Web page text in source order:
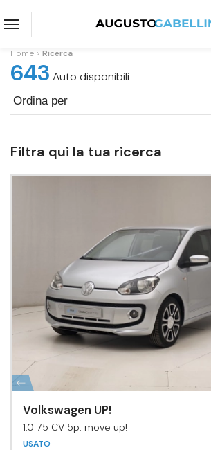
Home Ricerca
643 Auto disponibili
Filtra qui la tua ricerca
Volkswagen UP!
1.0 75 CV 5p. move up!
USATO